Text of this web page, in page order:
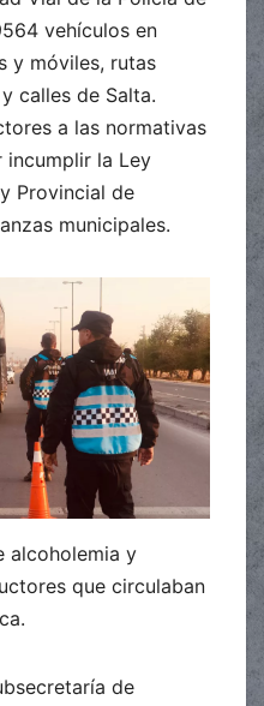
vehículos en
y móviles, rutas
calles de Salta.
a las normativas
incumplir la Ley
Provincial de
municipales.
alcoholemia y
que circulaban
de